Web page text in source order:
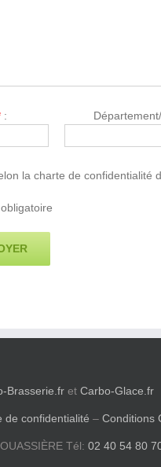
:
la charte de confidentialité
Brasserie.fr et Carbo-Glace.fr
de confidentialité – Conditions
Tél: 02 40 54 80